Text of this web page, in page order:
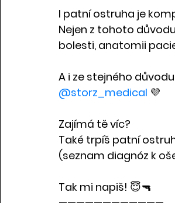
I patní ostruha je
Nejen z tohoto
bolesti, anatomii
A i ze stejného
@storz_medical 💜
Zajímá tě víc?
Také trpíš patní
(seznam diagnóz k
Tak mi napiš! 😇🔫